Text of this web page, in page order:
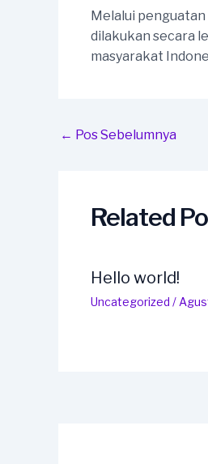
Melalui
dilakukan secara
masyarakat
Post
← Pos Sebelumnya
Related
Hello world!
Uncategorized /